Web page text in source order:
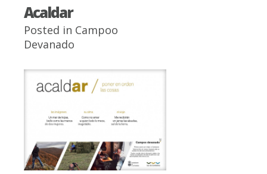
Acaldar
Posted in Campoo
Devanado